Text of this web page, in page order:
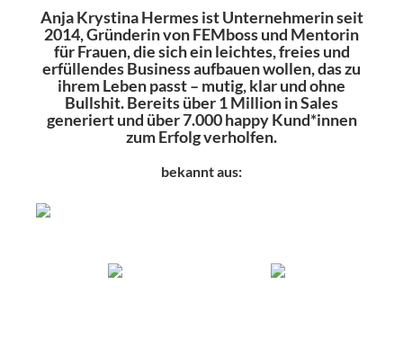
Anja Krystina Hermes ist Unternehmerin seit
2014, Gründerin von FEMboss und Mentorin
für Frauen, die sich ein leichtes, freies und
erfüllendes Business aufbauen wollen, das zu
ihrem Leben passt – mutig, klar und ohne
Bullshit. Bereits über 1 Million in Sales
generiert und über 7.000 happy Kund*innen
zum Erfolg verholfen.
bekannt aus: